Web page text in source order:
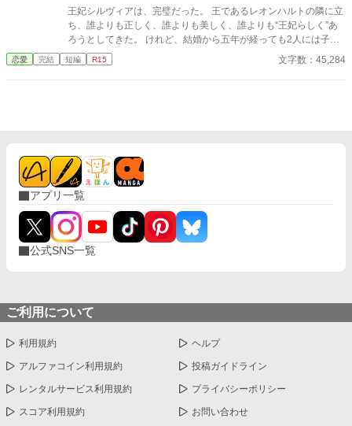
を失った伯爵邸は、ヴァランティーヌの細やかな差配がなくなっ
たことで急速に機能不全に陥り、没落の一途をたどる。激しい後
悔に苛まれたエリファスは彼女を連れ戻そうとするが、そこには
王妃シルヴィアは、完璧だった。 王であるレオンハルトの隣に立
ち、誰よりも正しく、誰よりも美しく、誰よりも“王妃らしく”あ
ろうとしてきた。 けれど、結婚から五年が経っても2人には子は
授からず、ついに王は側妃を迎えることになる。 明るく無邪気な
側妃ミリアに、少しずつ心を動かしていくレオンハルト。 その変
ざいませんが、ひとつひとつ大切に拝読しております。それぞれ
感じ方の分かれる物語かと思いますが、最後まで見守っていただ
けましたら嬉しいです。
恋愛 完結 短編 R15 文字数：45,284
アプリ一覧
公式SNS一覧
ご利用について
利用規約 ヘルプ
アルファコイン利用規約 投稿ガイドライン
レンタルサービス利用規約 プライバシーポリシー
スコア利用規約 お問い合わせ